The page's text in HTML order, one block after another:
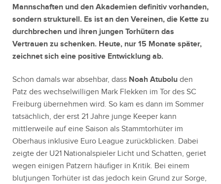
Mannschaften und den Akademien definitiv vorhanden,
sondern strukturell. Es ist an den Vereinen, die Kette zu
durchbrechen und ihren jungen Torhütern das
Vertrauen zu schenken. Heute, nur 15 Monate später,
zeichnet sich eine positive Entwicklung ab.
Schon damals war absehbar, dass Noah Atubolu den
Patz des wechselwilligen Mark Flekken im Tor des SC
Freiburg übernehmen wird. So kam es dann im Sommer
tatsächlich, der erst 21 Jahre junge Keeper kann
mittlerweile auf eine Saison als Stammtorhüter im
Oberhaus inklusive Euro League zurückblicken. Dabei
zeigte der U21 Nationalspieler Licht und Schatten, geriet
wegen einigen Patzern häufiger in Kritik. Bei einem
blutjungen Torhüter ist das jedoch kein Grund zur Sorge,